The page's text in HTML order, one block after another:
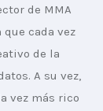
de MMA
cada vez
de la
A su vez,
vez más rico